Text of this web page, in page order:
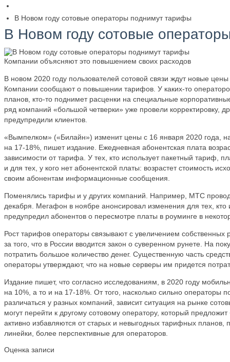
​В Новом году сотовые операторы поднимут тарифы
​В Новом году сотовые
Компании объясняют это повышением своих расходов
В новом 2020 году пользователей сотовой связи ждут новые
Компании сообщают о повышении тарифов. У каких-то
планов, кто-то поднимет расценки на специальные
ряд компаний «большой четверки» уже провели корректировку,
предупредили клиентов.
«Вымпелком» («Билайн») изменит цены с 16 января 2020 года,
на 17-18%, пишет издание. Ежедневная абонентская плата
зависимости от тарифа. У тех, кто использует пакетный тариф,
и для тех, у кого нет абонентской платы: возрастет стоимость
своим абонентам информационные сообщения.
Поменялись тарифы и у других компаний. Например, МТС
декабря. Мегафон в ноябре анонсировал изменения для тех,
предупредил абонентов о пересмотре платы в роуминге в
Рост тарифов операторы связывают с увеличением собственных
за того, что в России вводится закон о суверенном рунете. На
потратить большое количество денег. Существенную часть
операторы утверждают, что на новые серверы им придется
Издание пишет, что согласно исследованиям, в 2020 году
на 10%, а то и на 17-18%. От того, насколько сильно операторы
различаться у разных компаний, зависит ситуация на рынке
могут перейти к другому сотовому оператору, который
активно избавляются от старых и невыгодных тарифных планов,
линейки, более перспективные для операторов.
Оценка записи